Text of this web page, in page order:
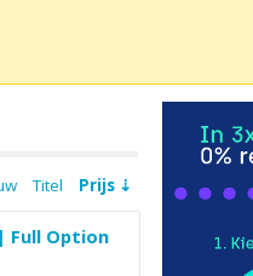
Titel Prijs
Full Option